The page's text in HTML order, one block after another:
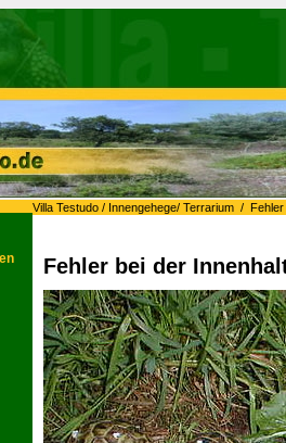
Villa Testudo / Innengehege/ Terrarium / Fehler
Fehler bei der